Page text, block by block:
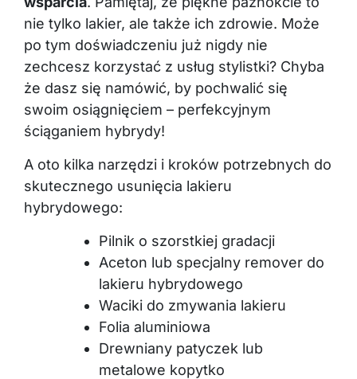
nie tylko lakier, ale także ich zdrowie. Może
po tym doświadczeniu już nigdy nie
zechcesz korzystać z usług stylistki? Chyba
że dasz się namówić, by pochwalić się
swoim osiągnięciem – perfekcyjnym
ściąganiem hybrydy!
A oto kilka narzędzi i kroków potrzebnych do
skutecznego usunięcia lakieru
hybrydowego:
Pilnik o szorstkiej gradacji
Aceton lub specjalny remover do
lakieru hybrydowego
Waciki do zmywania lakieru
Folia aluminiowa
Drewniany patyczek lub
metalowe kopytko